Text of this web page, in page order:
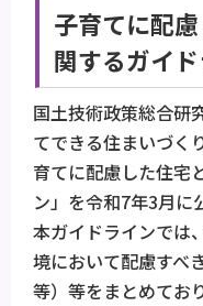
子育てに配
関するガイ
国土技術政策総合研
てできる住まいづく
育てに配慮した住宅
ン」を令和7年3月に
本ガイドラインでは
境において配慮すべ
等）等をまとめてお